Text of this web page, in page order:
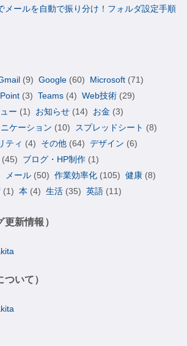
メールを自動で振り分け！フォルダ設定手順
(9) Google (60) Microsoft (71)
(3) Teams (4) Web技術 (29)
ー (1) お知らせ (14) お金 (3)
ケーション (10) スプレッドシート (8)
ティ (4) その他 (64) デザイン (6)
(45) ブログ・HP制作 (1)
メール (50) 作業効率化 (105) 健康 (8)
(1) 本 (4) 生活 (35) 英語 (11)
新情報）
いて）